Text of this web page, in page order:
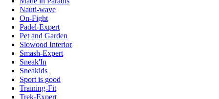
Nauti-wave
On-Fight
Padel-Expert
Pet and Garden
Slowood Interior
Smash-Expert
Sneak'In
Sneakids
Sport is good
Training-Fit
Trek-Expert